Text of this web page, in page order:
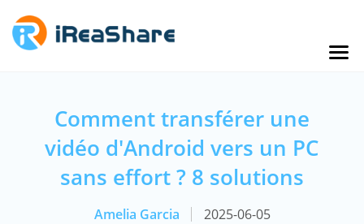
Comment transférer une
vidéo d'Android vers un PC
sans effort ? 8 solutions
Amelia Garcia 2025-06-05